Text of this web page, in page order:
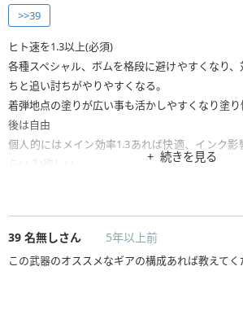
>>39
ヒト速を1.3以上(必須)
各種スペシャル、ボムを格段に避けやすくなり
ちと追い討ちがやりやすくなる。
着弾地点の塗りが広い事も活かしやすくなり塗り
後は自由
個人的にはメイン効率1.3あれば快適、インク影
らい？)欲しい。
続きを見る
39 名無しさん 5年以上前
この武器のオススメなギアの構成あれば教えてく